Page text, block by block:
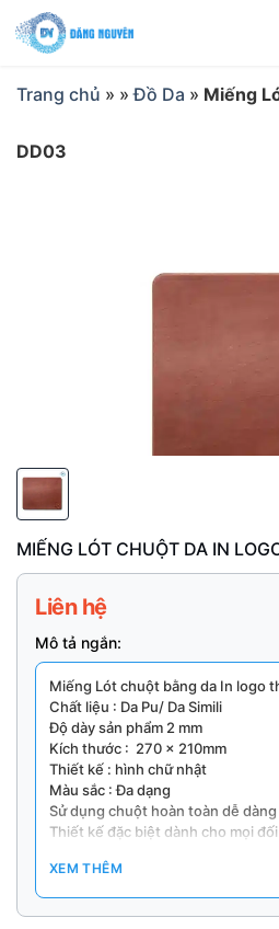
Skip
to
Trang chủ » »Đồ Da » Miếng
DD03
MIẾNG LÓT CHUỘT DA IN
Liên hệ
Mô tả ngắn:
Miếng Lót chuột bằng da In logo
Chất liệu : Da Pu/ Da Simili
Độ dày sản phẩm 2 mm
Kích thước : 270 x 210mm
Thiết kế : hình chữ nhật
Màu sắc : Đa dạng
Sử dụng chuột hoàn toàn dễ dàng
Thiết kế đặc biệt dành cho mọi
lượng từ 20 cái/ đơn hàng
XEM THÊM